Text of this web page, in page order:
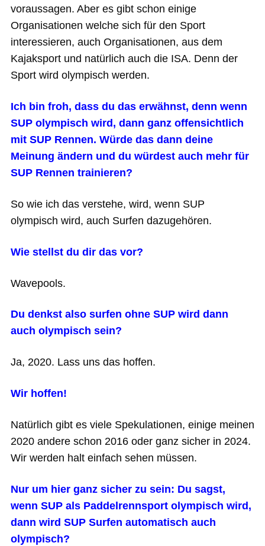
voraussagen. Aber es gibt schon einige
Organisationen welche sich für den Sport
interessieren, auch Organisationen, aus dem
Kajaksport und natürlich auch die ISA. Denn der
Sport wird olympisch werden.
Ich bin froh, dass du das erwähnst, denn wenn
SUP olympisch wird, dann ganz offensichtlich
mit SUP Rennen. Würde das dann deine
Meinung ändern und du würdest auch mehr für
SUP Rennen trainieren?
So wie ich das verstehe, wird, wenn SUP
olympisch wird, auch Surfen dazugehören.
Wie stellst du dir das vor?
Wavepools.
Du denkst also surfen ohne SUP wird dann
auch olympisch sein?
Ja, 2020. Lass uns das hoffen.
Wir hoffen!
Natürlich gibt es viele Spekulationen, einige meinen
2020 andere schon 2016 oder ganz sicher in 2024.
Wir werden halt einfach sehen müssen.
Nur um hier ganz sicher zu sein: Du sagst,
wenn SUP als Paddelrennsport olympisch wird,
dann wird SUP Surfen automatisch auch
olympisch?